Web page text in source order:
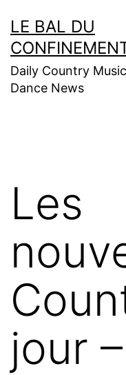
au
contenu
LE BAL DU
Daily Country
Dance News
Les
jour